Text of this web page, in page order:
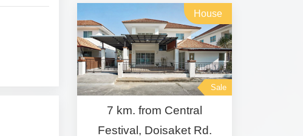
House
Sale
7 km. from Central
Festival, Doisaket Rd.